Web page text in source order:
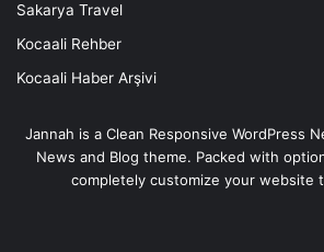
Sakarya Travel
Kocaali Rehber
Kocaali Haber Arşivi
Jannah is a Clean Responsive WordPress
News and Blog theme. Packed with
completely customize your website